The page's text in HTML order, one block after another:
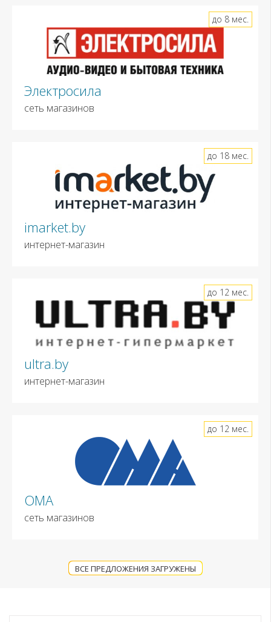
Электросила
сеть магазинов
до 8 мес.
imarket.by
интернет-магазин
до 18 мес.
ultra.by
интернет-магазин
до 12 мес.
ОМА
сеть магазинов
до 12 мес.
ВСЕ ПРЕДЛОЖЕНИЯ ЗАГРУЖЕНЫ